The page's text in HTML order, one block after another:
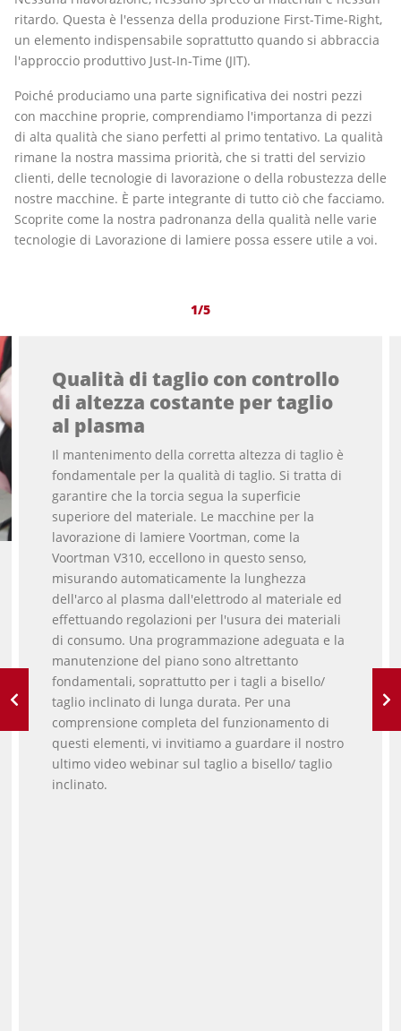
ritardo. Questa è l'essenza della produzione First-Time-Right,
un elemento indispensabile soprattutto quando si abbraccia
l'approccio produttivo Just-In-Time (JIT).
Poiché produciamo una parte significativa dei nostri pezzi
con macchine proprie, comprendiamo l'importanza di pezzi
di alta qualità che siano perfetti al primo tentativo. La qualità
rimane la nostra massima priorità, che si tratti del servizio
clienti, delle tecnologie di lavorazione o della robustezza delle
nostre macchine. È parte integrante di tutto ciò che facciamo.
Scoprite come la nostra padronanza della qualità nelle varie
tecnologie di Lavorazione di lamiere possa essere utile a voi.
1/5
Qualità di taglio con controllo
di altezza costante per taglio
al plasma
Il mantenimento della corretta altezza di taglio è
fondamentale per la qualità di taglio. Si tratta di
garantire che la torcia segua la superficie
superiore del materiale. Le macchine per la
lavorazione di lamiere Voortman, come la
Voortman V310, eccellono in questo senso,
misurando automaticamente la lunghezza
dell'arco al plasma dall'elettrodo al materiale ed
effettuando regolazioni per l'usura dei materiali
di consumo. Una programmazione adeguata e la
manutenzione del piano sono altrettanto
fondamentali, soprattutto per i tagli a bisello/
taglio inclinato di lunga durata. Per una
comprensione completa del funzionamento di
questi elementi, vi invitiamo a guardare il nostro
ultimo video webinar sul taglio a bisello/ taglio
inclinato.